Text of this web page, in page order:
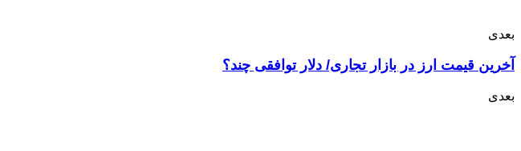
بعدی
آخرین قیمت ارز در بازار تجاری/ دلار توافقی چند؟
بعدی